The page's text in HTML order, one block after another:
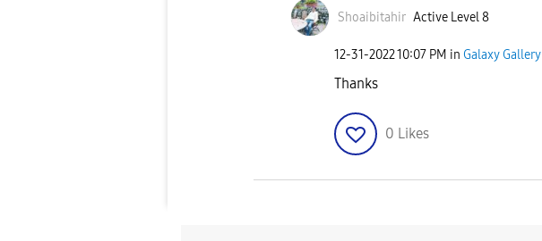
Shoaibitahir Active Level 8
‎12-31-202210:07 PM in Galaxy Gallery
Thanks
0 Likes